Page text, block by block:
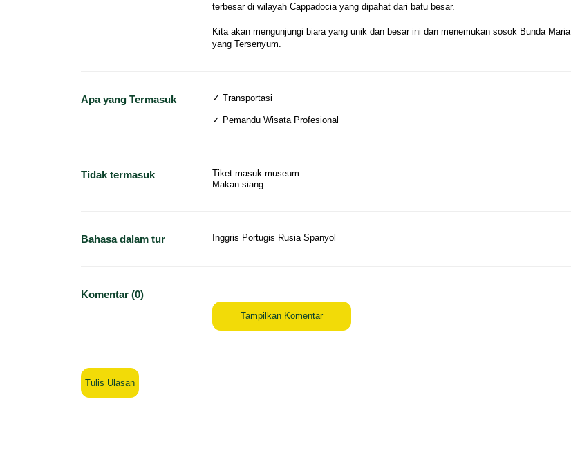
terbesar di wilayah Cappadocia yang dipahat dari batu besar.
Kita akan mengunjungi biara yang unik dan besar ini dan menemukan sosok Bunda Maria
yang Tersenyum.
Apa yang Termasuk ✓ Transportasi
✓ Pemandu Wisata Profesional
Tidak termasuk
Tiket masuk museum
Makan siang
Bahasa dalam tur Inggris Portugis Rusia Spanyol
Komentar (0)
Tampilkan Komentar
Tulis Ulasan